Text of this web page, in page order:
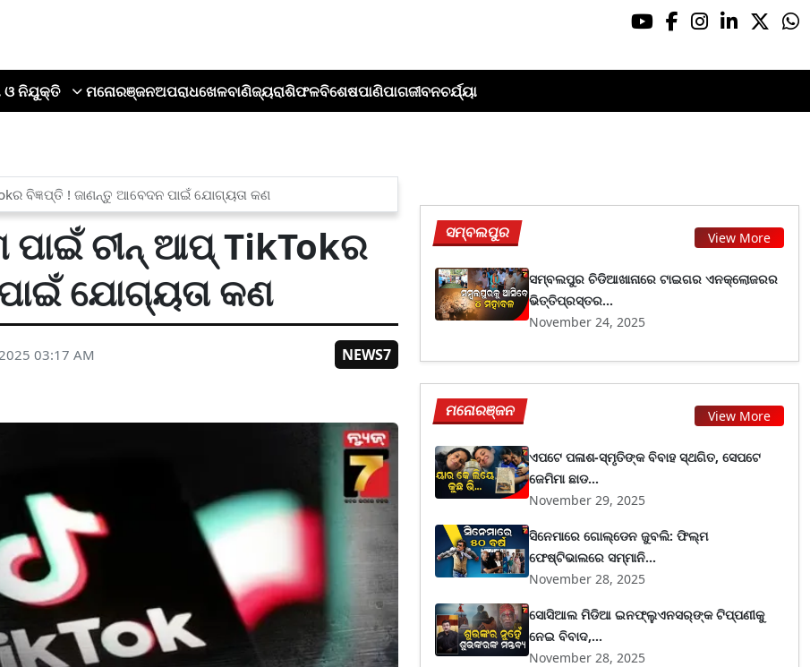
ଓ ନିଯୁକ୍ତି ମନୋରଞ୍ଜନଅପରାଧଖେଳବାଣିଜ୍ୟରାଶିଫଳବିଶେଷପାଣିପାଗଜୀବନଚର୍ଯ୍ୟା
ବିଜ୍ଞପ୍ତି ! ଜାଣନ୍ତୁ ଆବେଦନ ପାଇଁ ଯୋଗ୍ୟତା କଣ
ଚୀନ୍ ଆପ୍ TikTokର
ଯୋଗ୍ୟତା କଣ
03:17 AM
NEWS7
ସମ୍ବଲପୁର View More
ସମ୍ବଲପୁର ଚିଡିଆଖାନାରେ ଟାଇଗର ଏନକ୍ଲୋଜରର
ଭିତ୍ତିପ୍ରସ୍ତର...
November 24, 2025
ମନୋରଞ୍ଜନ View More
ଏପଟେ ପଳାଶ-ସ୍ମୃତିଙ୍କ ବିବାହ ସ୍ଥଗିତ, ସେପଟେ
ଜେମିମା ଛାଡ...
November 29, 2025
ସିନେମାରେ ଗୋଲ୍ଡେନ ଜୁବଲି: ଫିଲ୍ମ
ଫେଷ୍ଟିଭାଲରେ ସମ୍ମାନି...
November 28, 2025
ସୋସିଆଲ ମିଡିଆ ଇନଫ୍ଲୁଏନସର୍‌ଙ୍କ ଟିପ୍ପଣୀକୁ
ନେଇ ବିବାଦ,...
November 28, 2025